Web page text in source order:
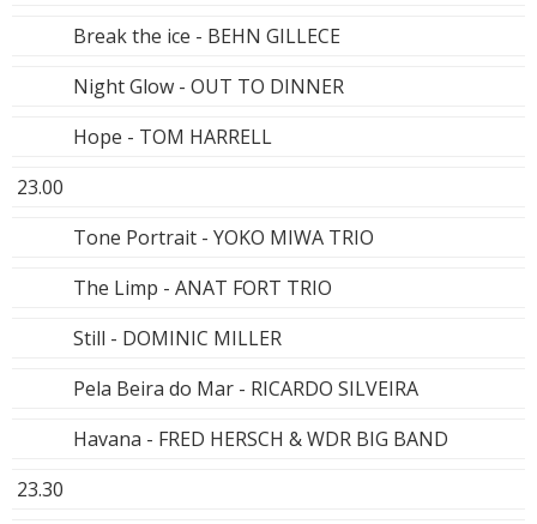
Break the ice - BEHN GILLECE
Night Glow - OUT TO DINNER
Hope - TOM HARRELL
23.00
Tone Portrait - YOKO MIWA TRIO
The Limp - ANAT FORT TRIO
Still - DOMINIC MILLER
Pela Beira do Mar - RICARDO SILVEIRA
Havana - FRED HERSCH & WDR BIG BAND
23.30